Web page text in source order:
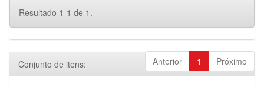
Resultado 1-1 de 1.
Anterior 1 Próximo
Conjunto de itens: